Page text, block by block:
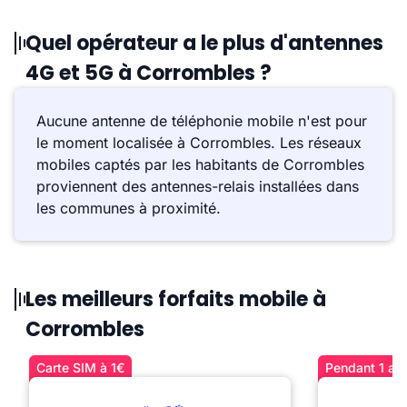
Quel opérateur a le plus d'antennes
4G et 5G à Corrombles ?
Aucune antenne de téléphonie mobile n'est pour
le moment localisée à Corrombles. Les réseaux
mobiles captés par les habitants de Corrombles
proviennent des antennes-relais installées dans
les communes à proximité.
Les meilleurs forfaits mobile à
Corrombles
Carte SIM à 1€ Pendant 1